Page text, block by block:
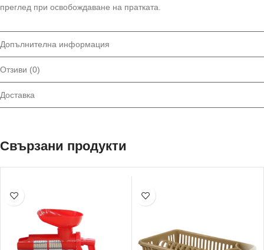
преглед при освобождаване на пратката.
Допълнителна информация
Отзиви (0)
Доставка
Свързани продукти